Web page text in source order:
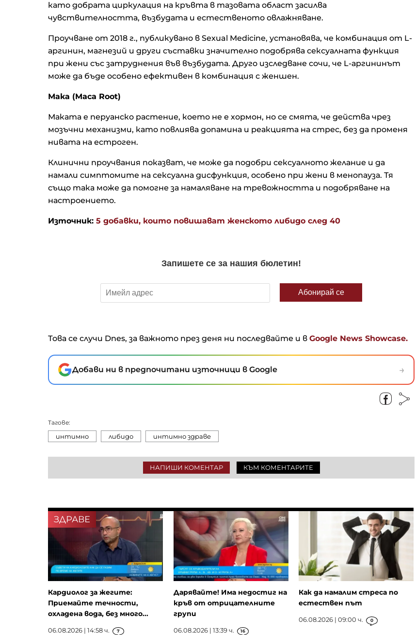
като добрата циркулация на кръвта в тазовата област засилва
чувствителността, възбудата и естественото овлажняване.
Проучване от 2018 г., публикувано в Sexual Medicine, установява, че комбинация от L-
аргинин, магнезий и други съставки значително подобрява сексуалната функция
при жени със затруднения във възбудата. Друго изследване сочи, че L-аргининът
може да бъде особено ефективен в комбинация с женшен.
Мака (Maca Root)
Маката е перуанско растение, което не е хормон, но се смята, че действа чрез
мозъчни механизми, като повлиява допамина и реакцията на стрес, без да променя
нивата на естроген.
Клинични проучвания показват, че може да подобри сексуалното желание и да
намали симптомите на сексуална дисфункция, особено при жени в менопауза. Тя
също така може да помогне за намаляване на тревожността и подобряване на
настроението.
Източник: 5 добавки, които повишават женското либидо след 40
Това се случи Dnes, за важното през деня ни последвайте и в Google News Showcase.
Добави ни в предпочитани източници в Google →
Тагове:
интимно либидо интимно здраве
НАПИШИ КОМЕНТАР КЪМ КОМЕНТАРИТЕ
несъответствия, които могат да
провалят Вертикалния газов
коридор
Американските борсови индекси
отново се устреми нагоре
В Европа работят над 10 хил.
Пазарният регулатор на ЕС ще
оценява управлението на риска
в управляващите дружества
ЗДРАВЕ
Кардиолог за жегите:
Приемайте течности,
охладена вода, без много...
06.08.2026 | 14:58 ч. 7
Дарявайте! Има недостиг на
кръв от отрицателните
групи
06.08.2026 | 13:39 ч. 16
Как да намалим стреса по
естествен път
06.08.2026 | 09:00 ч. 0